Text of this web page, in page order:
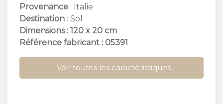
Provenance : Italie
Destination : Sol
Dimensions : 120 x 20 cm
Référence fabricant : 05391
Voir toutes les caractéristiques